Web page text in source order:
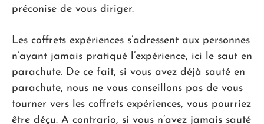
préconise de vous diriger.
Les coffrets expériences s’adressent aux personnes
n’ayant jamais pratiqué l’expérience, ici le saut en
parachute. De ce fait, si vous avez déjà sauté en
parachute, nous ne vous conseillons pas de vous
tourner vers les coffrets expériences, vous pourriez
être déçu. A contrario, si vous n’avez jamais sauté